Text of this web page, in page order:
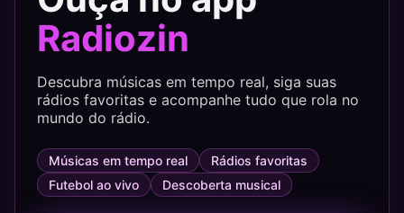
Radiozin
Descubra músicas em tempo real, siga suas
rádios favoritas e acompanhe tudo que rola no
mundo do rádio.
Músicas em tempo real
Rádios favoritas
Futebol ao vivo
Descoberta musical